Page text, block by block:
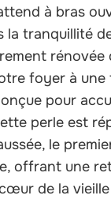
à bras
la tranquillité
rénovée
foyer à une
pour
perle est
le
offrant une
de la